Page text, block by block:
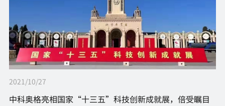
2021/10/27
中科奥格亮相国家“十三五”科技创新成就展，倍受瞩目